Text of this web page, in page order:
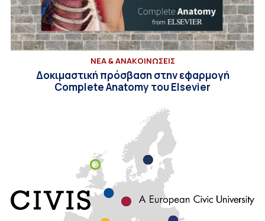
ΝΕΑ & ΑΝΑΚΟΙΝΩΣΕΙΣ
Δοκιμαστική πρόσβαση στην εφαρμογή
Complete Anatomy του Elsevier